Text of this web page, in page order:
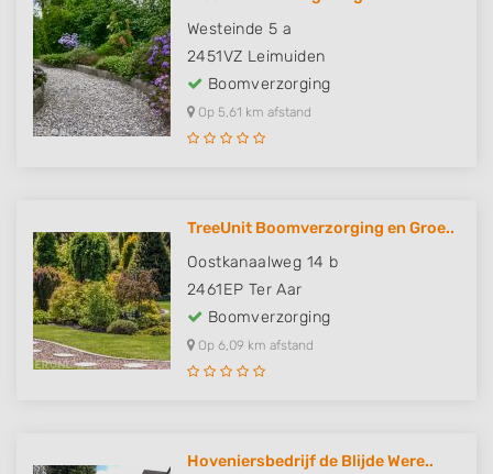
Westeinde 5 a
2451VZ Leimuiden
Boomverzorging
Op 5,61 km afstand
TreeUnit Boomverzorging en Groe..
Oostkanaalweg 14 b
2461EP Ter Aar
Boomverzorging
Op 6,09 km afstand
Hoveniersbedrijf de Blijde Were..